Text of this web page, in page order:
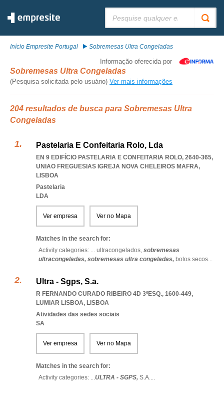
Início Empresite Portugal Sobremesas Ultra Congeladas
Informação oferecida por
Sobremesas Ultra Congeladas
(Pesquisa solicitada pelo usuário) Ver mais informações
204 resultados de busca para Sobremesas Ultra
Congeladas
Pastelaria E Confeitaria Rolo, Lda
EN 9 EDIFÍCIO PASTELARIA E CONFEITARIA ROLO, 2640-365,
UNIAO FREGUESIAS IGREJA NOVA CHELEIROS MAFRA,
LISBOA
Pastelaria
LDA
Ver empresa Ver no Mapa
Matches in the search for:
Activity categories: ... ultracongelados, sobremesas
ultracongeladas, sobremesas ultra congeladas, bolos secos...
Ultra - Sgps, S.a.
R FERNANDO CURADO RIBEIRO 4D 3ºESQ., 1600-449,
LUMIAR LISBOA, LISBOA
Atividades das sedes sociais
SA
Ver empresa Ver no Mapa
Matches in the search for:
Activity categories: ...ULTRA - SGPS, S.A....